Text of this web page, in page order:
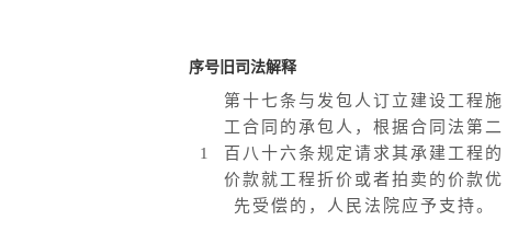
序号旧司法解释
1
第十七条与发包人订立建设工程施
工合同的承包人，根据合同法第二
百八十六条规定请求其承建工程的
价款就工程折价或者拍卖的价款优
先受偿的，人民法院应予支持。